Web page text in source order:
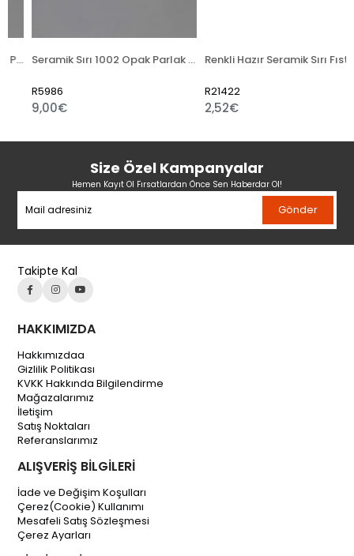
Seramik Sırı 1002 Opak Parlak Toz
R5986
9,00€
Renkli Hazır Seramik Sırı Fıstık Yeşili 521-5
R21422
2,52€
Size Özel Kampanyalar
Hemen Kayıt Ol Fırsatlardan Önce Sen Haberdar Ol!
Gönder
Takipte Kal
HAKKIMIZDA
Hakkımızdaa
Gizlilik Politikası
KVKK Hakkında Bilgilendirme
Mağazalarımız
İletişim
Satış Noktaları
Referanslarımız
ALIŞVERİŞ BİLGİLERİ
İade ve Değişim Koşulları
Çerez(Cookie) Kullanımı
Mesafeli Satış Sözleşmesi
Çerez Ayarları